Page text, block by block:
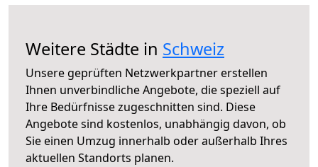
Weitere Städte in Schweiz
Unsere geprüften Netzwerkpartner erstellen
Ihnen unverbindliche Angebote, die speziell auf
Ihre Bedürfnisse zugeschnitten sind. Diese
Angebote sind kostenlos, unabhängig davon, ob
Sie einen Umzug innerhalb oder außerhalb Ihres
aktuellen Standorts planen.